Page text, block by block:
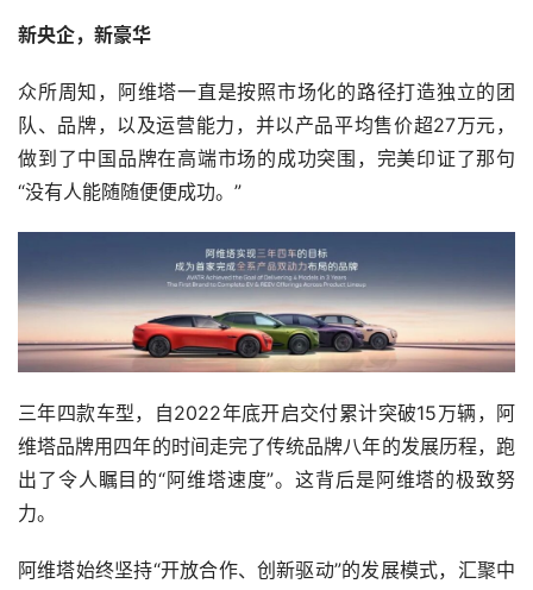
新央企，新豪华
众所周知，阿维塔一直是按照市场化的路径打造独立的团
队、品牌，以及运营能力，并以产品平均售价超27万元，
做到了中国品牌在高端市场的成功突围，完美印证了那句
“没有人能随随便便成功。”
三年四款车型，自2022年底开启交付累计突破15万辆，阿
维塔品牌用四年的时间走完了传统品牌八年的发展历程，跑
出了令人瞩目的“阿维塔速度”。这背后是阿维塔的极致努
力。
阿维塔始终坚持“开放合作、创新驱动”的发展模式，汇聚中